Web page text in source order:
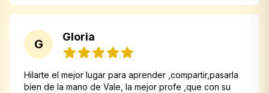
G
Gloria
Hilarte el mejor lugar para aprender ,compartir,pasarla
bien de la mano de Vale, la mejor profe ,que con su